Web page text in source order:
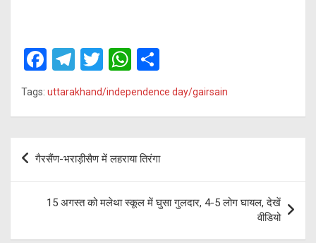
F
a
ce
o
k
T
el
e
a
m
T
wi
tt
W
at
A
p
ar
Tags: uttarakhand/independence day/gairsain
Post
navigation
गैरसैंण-भराड़ीसैण में लहराया तिरंगा
15 अगस्त को मलेथा स्कूल में घुसा गुलदार, 4-5 लोग घायल, देखें
वीडियो